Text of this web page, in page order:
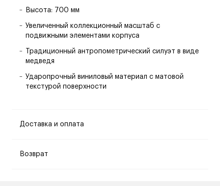
Высота: 700 мм
Увеличенный коллекционный масштаб с
подвижными элементами корпуса
Традиционный антропометрический силуэт в виде
медведя
Ударопрочный виниловый материал с матовой
текстурой поверхности
Доставка и оплата
Возврат